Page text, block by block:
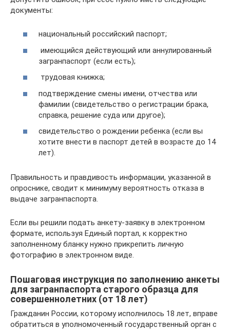
документы:
национальный российский паспорт;
имеющийся действующий или аннулированный
загранпаспорт (если есть);
трудовая книжка;
подтверждение смены имени, отчества или
фамилии (свидетельство о регистрации брака,
справка, решение суда или другое);
свидетельство о рождении ребенка (если вы
хотите внести в паспорт детей в возрасте до 14
лет).
Правильность и правдивость информации, указанной в
опроснике, сводит к минимуму вероятность отказа в
выдаче загранпаспорта.
Если вы решили подать анкету-заявку в электронном
формате, используя Единый портал, к корректно
заполненному бланку нужно прикрепить личную
фотографию в электронном виде.
Пошаговая инструкция по заполнению анкеты
для загранпаспорта старого образца для
совершеннолетних (от 18 лет)
Гражданин России, которому исполнилось 18 лет, вправе
обратиться в уполномоченный государственный орган с